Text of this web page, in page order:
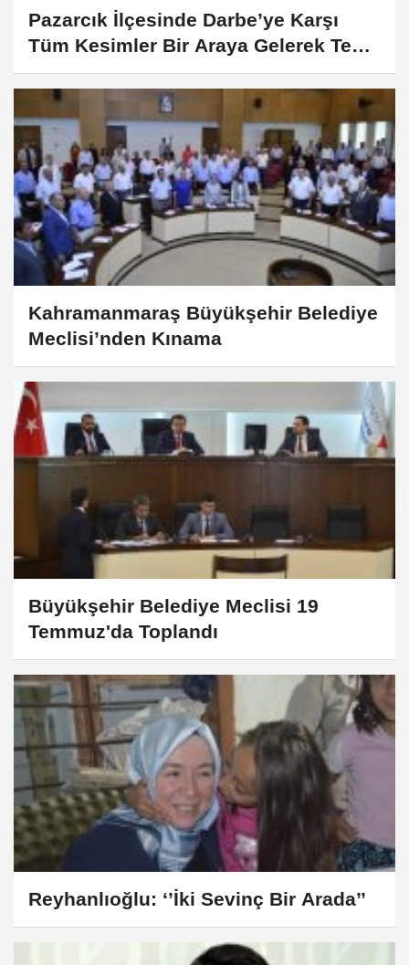
Pazarcık İlçesinde Darbe’ye Karşı
Tüm Kesimler Bir Araya Gelerek Tek
Vücut Oldu
Kahramanmaraş Büyükşehir Belediye
Meclisi’nden Kınama
Büyükşehir Belediye Meclisi 19
Temmuz'da Toplandı
Reyhanlıoğlu: ‘’İki Sevinç Bir Arada’’